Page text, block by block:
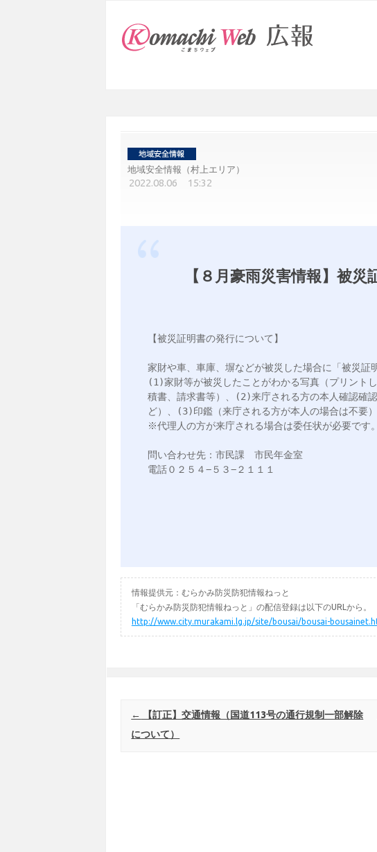
地域安全情報（村上エリア）
2022.08.06 15:32
【８月豪雨災害情報】被
【被災証明書の発行について】
家財や車、車庫、塀などが被災した場合に「被災証
(1)家財等が被災したことがわかる写真（プリント
積書、請求書等）、(2)来庁される方の本人確認確
ど）、(3)印鑑（来庁される方が本人の場合は不要
※代理人の方が来庁される場合は委任状が必要です。
問い合わせ先：市民課　市民年金室
電話０２５４−５３−２１１１
情報提供元：むらかみ防災防犯情報ねっと
「むらかみ防災防犯情報ねっと」の配信登録は以下のURLから。
http://www.city.murakami.lg.jp/site/bousai/bousai-
Post navigation
←
【訂正】交通情報（国道113号の通行規制一部解除
について）